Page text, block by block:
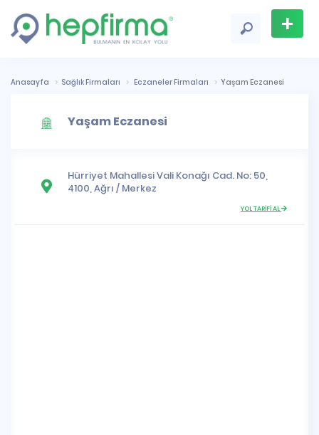
+
Ekle
Anasayfa Sağlık Firmaları Eczaneler Firmaları Yaşam Eczanesi
Yaşam Eczanesi
Hürriyet MahallesiVali Konağı Cad. No: 50,
4100,Ağrı / Merkez
YOL TARİFİ AL